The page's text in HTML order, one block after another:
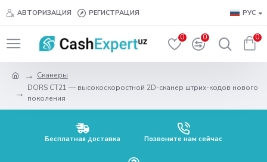
АВТОРИЗАЦИЯ РЕГИСТРАЦИЯ РУС
0 0 0
Сканеры
DORS CT21 — высокоскоростной 2D-сканер штрих-кодов нового
поколения
Бесплатная доставка Позвоните нам сейчас